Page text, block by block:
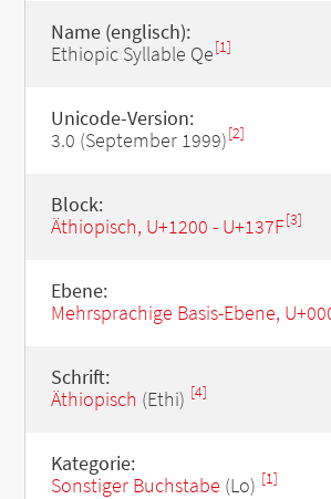
Name (englisch):
Ethiopic Syllable Qe[1]
Unicode-Version:
3.0 (September 1999)[2]
Block:
Äthiopisch, U+1200 - U+137F[3]
Ebene:
Mehrsprachige Basis-Ebene,
Schrift:
Äthiopisch (Ethi) [4]
Kategorie:
Sonstiger Buchstabe (Lo) [1]